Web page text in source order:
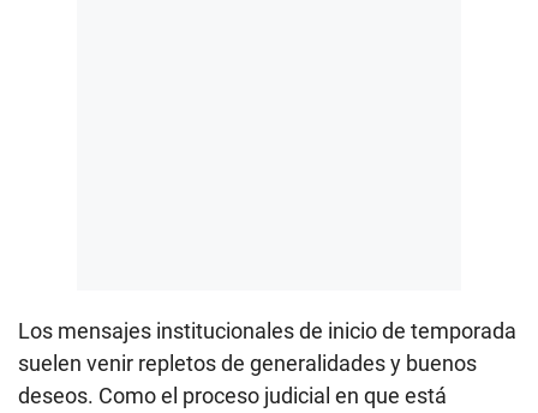
Los mensajes institucionales de inicio de temporada
suelen venir repletos de generalidades y buenos
deseos. Como el proceso judicial en que está